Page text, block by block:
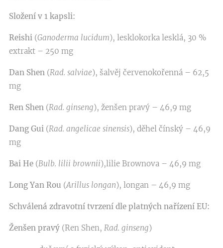
Složení v 1 kapsli:
Reishi (Ganoderma lucidum), lesklokorka lesklá, 30 %
extrakt – 250 mg
Dan Shen (Rad. salviae), šalvěj červenokořenná – 62,5
mg
Ren Shen (Rad. ginseng), ženšen pravý – 46,9 mg
Dang Gui (Rad. angelicae sinensis), děhel čínský – 46,9
mg
Bai He (Bulb. lilii brownii),lilie Brownova – 46,9 mg
Long Yan Rou (Arillus longan), longan – 46,9 mg
Schválená zdravotní tvrzení dle platných nařízení EU:
Ženšen pravý (Ren Shen, Rad. ginseng)